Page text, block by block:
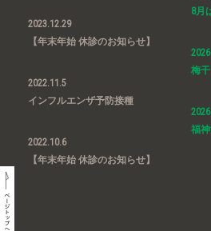
2023.12.29
【年末年始 休診のお知らせ】
2022.11.5
インフルエンザ予防接種
2022.10.6
【年末年始 休診のお知らせ】
8月
梅
福